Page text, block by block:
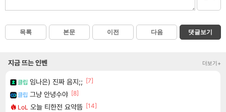
목록 본문 이전 다음 댓글보기
지금 뜨는 인벤 더보기+
클립 임나은) 진짜 음지;; [7]
클립 그냥 안녕수야 [8]
LoL 오늘 티한전 요약뜸 [14]